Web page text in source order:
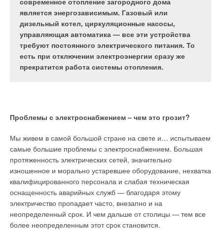
является энергозависимым. Газовый или
дизельный котел, циркуляционные насосы,
управляющая автоматика — все эти устройства
требуют постоянного электрического питания. То
есть при отключении электроэнергии сразу же
прекратится работа системы отопления.
Проблемы с электроснабжением – чем это грозит?
Мы живем в самой большой стране на свете и… испытываем
самые большие проблемы с электроснабжением. Большая
протяженность электрических сетей, значительно
изношенное и морально устаревшее оборудование, нехватка
квалифицированного персонала и слабая техническая
оснащенность аварийных служб — благодаря этому
электричество пропадает часто, внезапно и на
неопределенный срок. И чем дальше от столицы — тем все
более неопределенным этот срок становится.
можно эффективно повысить общую
безопасность предприятия и исключить травмы у
сотрудников.
Предлагается придерживаться показателей уровней воды
конкретным требованиям. Существуют очень специфические
минимальные требования для энергетических паровых
котлов, эксплуатируемых с рабочим давлением до 2,75 МПа
и с рабочим давлением, превышающим эту величину.
Считается, что любая эксплуатируемая котельная с
давлением до 2,75 МПа должна иметь, по крайней мере,
один считывающий прибор показателя воды.
Котлы с эксплуатацией давления, превышающего 2,75 МПа,
Viessmann, Vaillant, Buderus, Mora и др. Сейчас
отечественный рынок — это более 25 брендов.
косвенных
водонагревателей серии
Quattro
Табл. 2. Технические
характеристики
водонагревателей серии
Classic Spiro
настройкой режима потребления тепла и горячей
воды для каждой квартиры.
Рис. 2. Квартирная
станция LogoH-Meter от
Meibes
Рис. 3. Квартирная
станция LogoFresh от
Meibes